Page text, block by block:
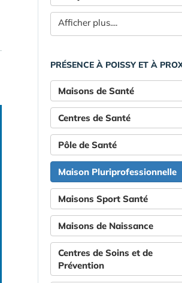
Afficher plus....
PRÉSENCE À POISSY ET À
Maisons de Santé
Centres de Santé
Pôle de Santé
Maison Pluriprofessionnelle
Maisons Sport Santé
Maisons de Naissance
Centres de Soins et de
Prévention